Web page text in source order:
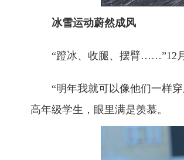
冰雪运动蔚然成风
“蹬冰、收腿、摆臂……”12月
“明年我就可以像他们一样穿
高年级学生，眼里满是羡慕。